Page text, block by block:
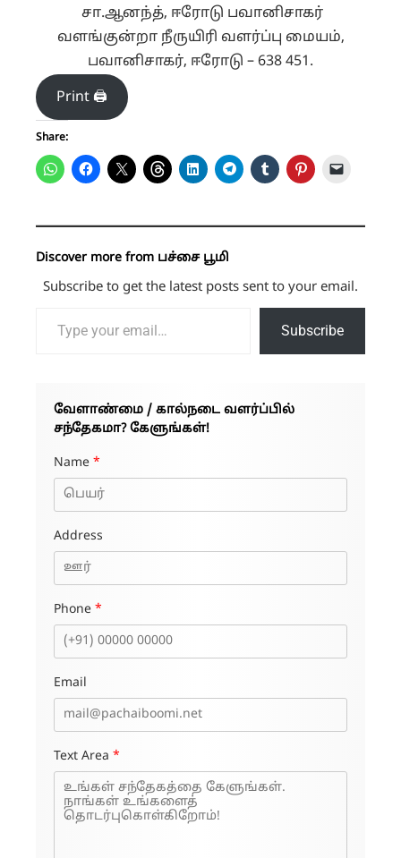
சா.ஆனந்த், ஈரோடு பவானிசாகர்
வளங்குன்றா நீருயிரி வளர்ப்பு மையம்,
பவானிசாகர், ஈரோடு – 638 451.
Print 🖨
Share:
Discover more from பச்சை பூமி
Subscribe to get the latest posts sent to your email.
Subscribe
வேளாண்மை / கால்நடை வளர்ப்பில்
சந்தேகமா? கேளுங்கள்!
Name *
Address
Phone *
Email
Text Area *